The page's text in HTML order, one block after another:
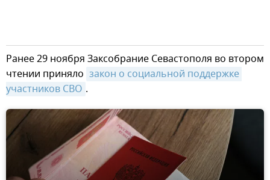
Ранее 29 ноября Заксобрание Севастополя во втором
чтении приняло закон о социальной поддержке
участников СВО .